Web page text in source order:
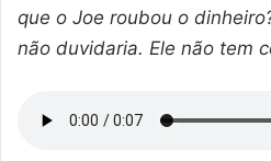
que o Joe roubou o
não duvidaria. Ele não tem